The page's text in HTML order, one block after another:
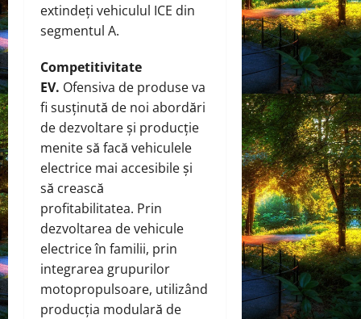
extindeți vehiculul ICE din
segmentul A.
Competitivitate
EV. Ofensiva de produse va
fi susținută de noi abordări
de dezvoltare și producție
menite să facă vehiculele
electrice mai accesibile și
să crească
profitabilitatea. Prin
dezvoltarea de vehicule
electrice în familii, prin
integrarea grupurilor
motopropulsoare, utilizând
producția modulară de